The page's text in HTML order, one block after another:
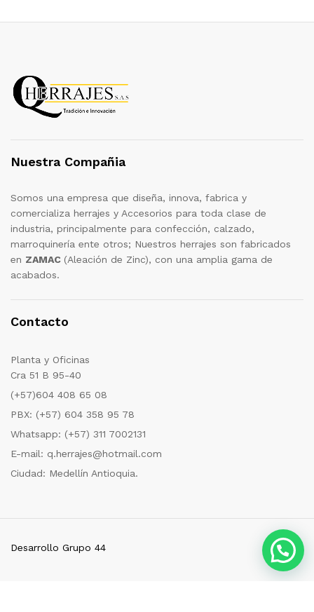
Nuestra Compañia
Somos una empresa que diseña, innova, fabrica y
comercializa herrajes y Accesorios para toda clase de
industria, principalmente para confección, calzado,
marroquinería ente otros; Nuestros herrajes son fabricados
en ZAMAC (Aleación de Zinc), con una amplia gama de
acabados.
Contacto
Planta y Oficinas
Cra 51 B 95-40
(+57)604 408 65 08
PBX: (+57) 604 358 95 78
Whatsapp: (+57) 311 7002131
E-mail: q.herrajes@hotmail.com
Ciudad: Medellín Antioquia.
Desarrollo Grupo 44